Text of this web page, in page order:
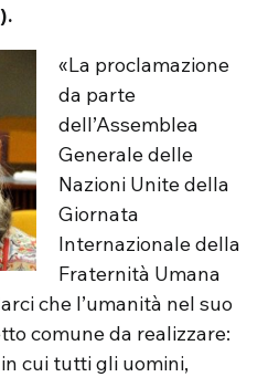
«La proclamazione
da parte
dell’Assemblea
Generale delle
Nazioni Unite della
Giornata
Internazionale della
Fraternità Umana
che l’umanità nel suo
comune da realizzare:
cui tutti gli uomini,